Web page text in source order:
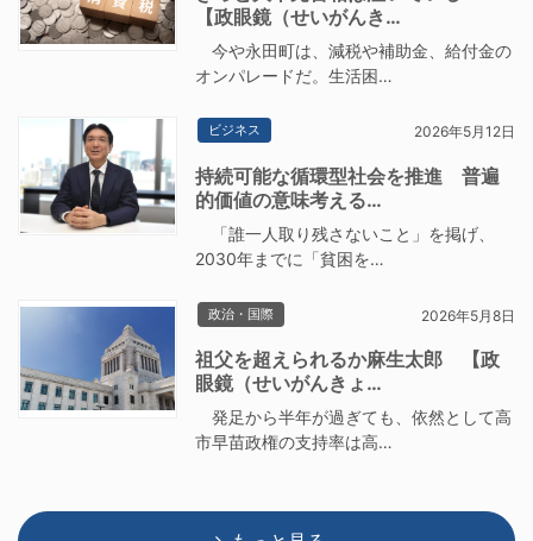
【政眼鏡（せいがんき…
今や永田町は、減税や補助金、給付金の
オンパレードだ。生活困…
ビジネス 2026年5月12日
持続可能な循環型社会を推進 普遍
的価値の意味考える…
「誰一人取り残さないこと」を掲げ、
2030年までに「貧困を…
政治・国際 2026年5月8日
祖父を超えられるか麻生太郎 【政
眼鏡（せいがんきょ…
発足から半年が過ぎても、依然として高
市早苗政権の支持率は高…